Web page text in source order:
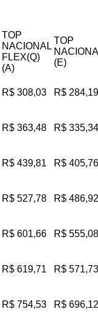
TOP
NACIONAL
FLEX(Q)
(A)
TOP
(E)
R$ 308,03 R$ 284,19
R$ 363,48 R$ 335,34
R$ 439,81 R$ 405,76
R$ 527,78 R$ 486,92
R$ 601,66 R$ 555,08
R$ 619,71 R$ 571,73
R$ 754,53 R$ 696,12